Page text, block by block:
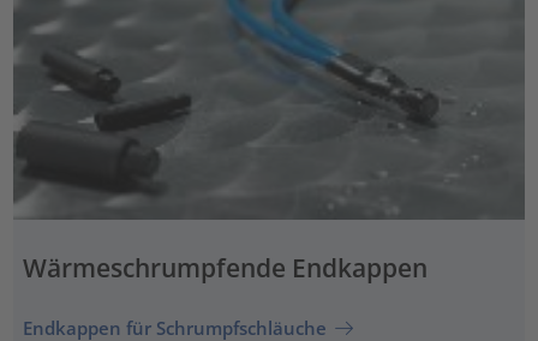
Wärmeschrumpfende Endkappen
Endkappen für Schrumpfschläuche